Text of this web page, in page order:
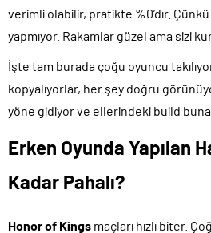
verimli olabilir, pratikte %0’dır.
yapmıyor. Rakamlar güzel ama sizi
İşte tam burada çoğu oyuncu
kopyalıyorlar, her şey doğru
yöne gidiyor ve ellerindeki build
Erken Oyunda Yapılan
Kadar Pahalı?
Honor of Kings maçları hızlı biter.